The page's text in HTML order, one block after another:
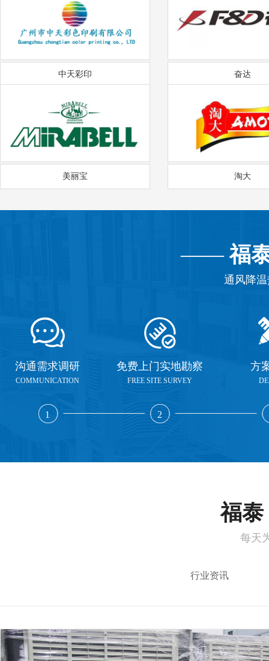
中天彩印 奋达
美丽宝 淘大
——福
通风降
沟通需求调研
COMMUNICATION
1
免费上门实地勘察
FREE SITE SURVEY
2
方
福泰
每天
行业资讯